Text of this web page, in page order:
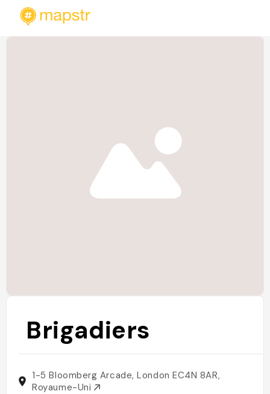
Brigadiers
1-5 Bloomberg Arcade, London EC4N 8AR,
Royaume-Uni